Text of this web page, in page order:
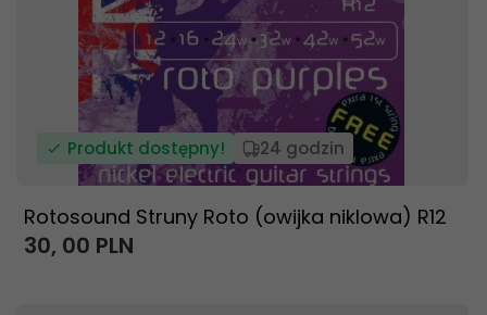
Produkt dostępny! 24 godzin
Rotosound Struny Roto (owijka niklowa) R12
30, 00 PLN